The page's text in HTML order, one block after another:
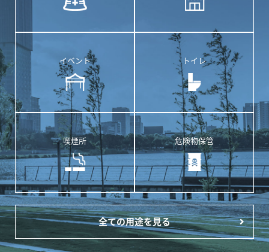
イベント トイレ
喫煙所 危険物保管
全ての用途を見る